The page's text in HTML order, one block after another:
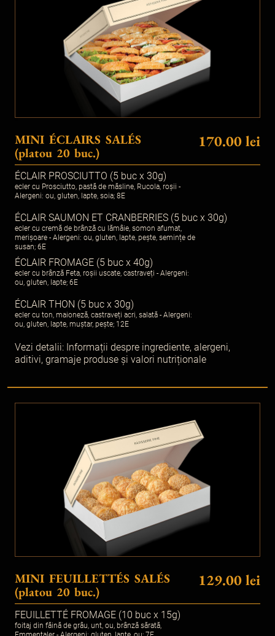
170.00 lei
MINI ÉCLAIRS SALÉS
(platou 20 buc.)
ÉCLAIR PROSCIUTTO (5 buc x 30g)
ecler cu Prosciutto, pastă de măsline, Rucola, roșii -
Alergeni: ou, gluten, lapte, soia; 8E
ÉCLAIR SAUMON ET CRANBERRIES (5 buc x 30g)
ecler cu cremă de brânză cu lămâie, somon afumat,
merișoare - Alergeni: ou, gluten, lapte, pește, semințe de
susan; 6E
ÉCLAIR FROMAGE (5 buc x 40g)
ecler cu brânză Feta, roșii uscate, castraveți - Alergeni:
ou, gluten, lapte; 6E
ÉCLAIR THON (5 buc x 30g)
ecler cu ton, maioneză, castraveți acri, salată - Alergeni:
ou, gluten, lapte, muștar, pește; 12E
Vezi detalii: Informații despre ingrediente, alergeni,
aditivi, gramaje produse și valori nutriționale
129.00 lei
MINI FEUILLETTÉS SALÉS
(platou 20 buc.)
FEUILLETTÉ FROMAGE (10 buc x 15g)
foitaj din făină de grâu, unt, ou, brânză sărată,